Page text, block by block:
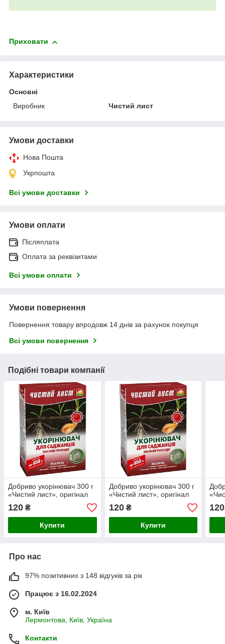
Приховати
Характеристики
Основні
Виробник
Чистий лист
Умови доставки
Нова Пошта
Укрпошта
Всі умови доставки
Умови оплати
Післяплата
Оплата за реквізитами
Всі умови оплати
Умови повернення
Повернення товару впродовж 14 днів за рахунок покупця
Всі умови повернення
Подібні товари компанії
Добриво укорінювач 300 г
«Чистий лист», оригінал
120 ₴
Купити
Добриво укорінювач 300 г
«Чистий лист», оригінал
120₴
Купити
120
Про нас
97% позитивних з 148 відгуків за рік
Працює з 16.02.2024
м. Київ
Лермонтова, Київ, Україна
Контакти